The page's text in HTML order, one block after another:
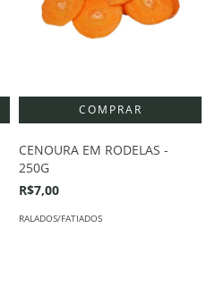
CENOURA EM RODELAS -
250G
R$7,00
RALADOS/FATIADOS